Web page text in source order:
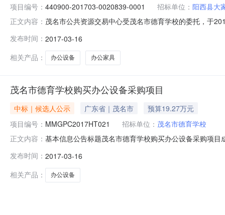
项目编号： 440900-201703-0020839-0001 招标单位： 阳西县大
正文内容： 茂名市公共资源交易中心受茂名市德育学校的委托，于
中标供应商1：中标供应商名称广东一定好家具有限公司
发布时间： 2017-03-16
相关产品：
办公设备 办公家具
茂名市德育学校购买办公设备采购项目
中标｜候选人公示 广东省｜茂名市
预算19.27万元
项目编号： MMGPC2017HT021 招标单位： 茂名市德育学校
正文内容： 基本信息公告标题茂名市德育学校购买办公设备采购项
代码914401067577673771中标（成交）供应商名称广
发布时间： 2017-03-16
相关产品：
办公设备